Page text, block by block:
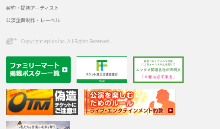
契約・提携アーティスト
公演企画制作・レーベル
Copyright eplus inc. All Rights Reserved.